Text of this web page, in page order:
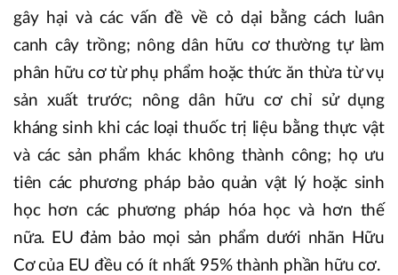
gây hại và các vấn đề về cỏ dại bằng cách luân
canh cây trồng; nông dân hữu cơ thường tự làm
phân hữu cơ từ phụ phẩm hoặc thức ăn thừa từ vụ
sản xuất trước; nông dân hữu cơ chỉ sử dụng
kháng sinh khi các loại thuốc trị liệu bằng thực vật
và các sản phẩm khác không thành công; họ ưu
tiên các phương pháp bảo quản vật lý hoặc sinh
học hơn các phương pháp hóa học và hơn thế
nữa. EU đảm bảo mọi sản phẩm dưới nhãn Hữu
Cơ của EU đều có ít nhất 95% thành phần hữu cơ.